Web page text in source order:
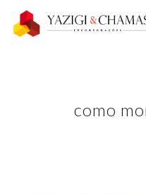
como